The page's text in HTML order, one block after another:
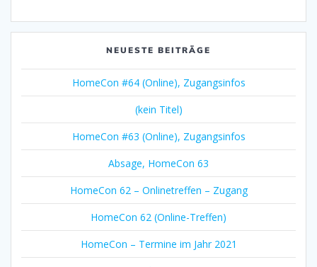
NEUESTE BEITRÄGE
HomeCon #64 (Online), Zugangsinfos
(kein Titel)
HomeCon #63 (Online), Zugangsinfos
Absage, HomeCon 63
HomeCon 62 – Onlinetreffen – Zugang
HomeCon 62 (Online-Treffen)
HomeCon – Termine im Jahr 2021